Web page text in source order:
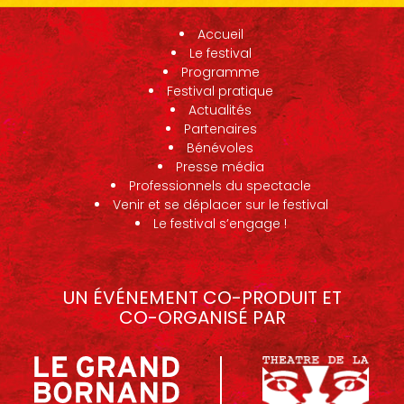
Accueil
Le festival
Programme
Festival pratique
Actualités
Partenaires
Bénévoles
Presse média
Professionnels du spectacle
Venir et se déplacer sur le festival
Le festival s’engage !
UN ÉVÉNEMENT CO-PRODUIT ET
CO-ORGANISÉ PAR